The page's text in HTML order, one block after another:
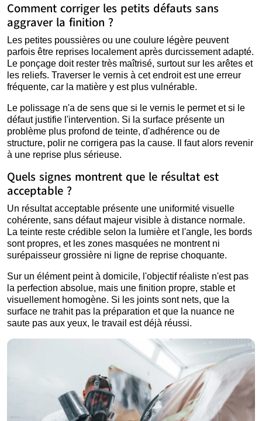
Comment corriger les petits défauts sans
aggraver la finition ?
Les petites poussières ou une coulure légère peuvent
parfois être reprises localement après durcissement adapté.
Le ponçage doit rester très maîtrisé, surtout sur les arêtes et
les reliefs. Traverser le vernis à cet endroit est une erreur
fréquente, car la matière y est plus vulnérable.
Le polissage n'a de sens que si le vernis le permet et si le
défaut justifie l'intervention. Si la surface présente un
problème plus profond de teinte, d'adhérence ou de
structure, polir ne corrigera pas la cause. Il faut alors revenir
à une reprise plus sérieuse.
Quels signes montrent que le résultat est
acceptable ?
Un résultat acceptable présente une uniformité visuelle
cohérente, sans défaut majeur visible à distance normale.
La teinte reste crédible selon la lumière et l'angle, les bords
sont propres, et les zones masquées ne montrent ni
surépaisseur grossière ni ligne de reprise choquante.
Sur un élément peint à domicile, l'objectif réaliste n'est pas
la perfection absolue, mais une finition propre, stable et
visuellement homogène. Si les joints sont nets, que la
surface ne trahit pas la préparation et que la nuance ne
saute pas aux yeux, le travail est déjà réussi.